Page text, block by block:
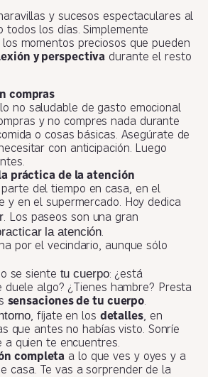
y sucesos espectaculares al
todos los días. Simplemente
momentos preciosos que pueden
y perspectiva durante el resto
compras
no saludable de gasto emocional
y no compres nada durante
o cosas básicas. Asegúrate de
con anticipación. Luego
práctica de la atención
parte del tiempo en casa, en el
y en el supermercado. Hoy dedica
. Los paseos son una gran
la atención.
por el vecindario, aunque sólo
se siente tu cuerpo: ¿está
duele algo? ¿Tienes hambre? Presta
sensaciones de tu cuerpo.
, fíjate en los detalles, en
que antes no habías visto. Sonríe
a quien te encuentres.
completa a lo que ves y oyes y a
casa. Te vas a sorprender de la